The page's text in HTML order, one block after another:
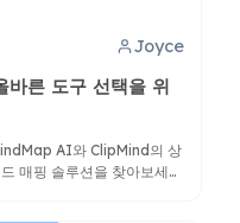
Joyce
른 도구 선택을 위
AI와 ClipMind의 상
매핑 솔루션을 찾아보세